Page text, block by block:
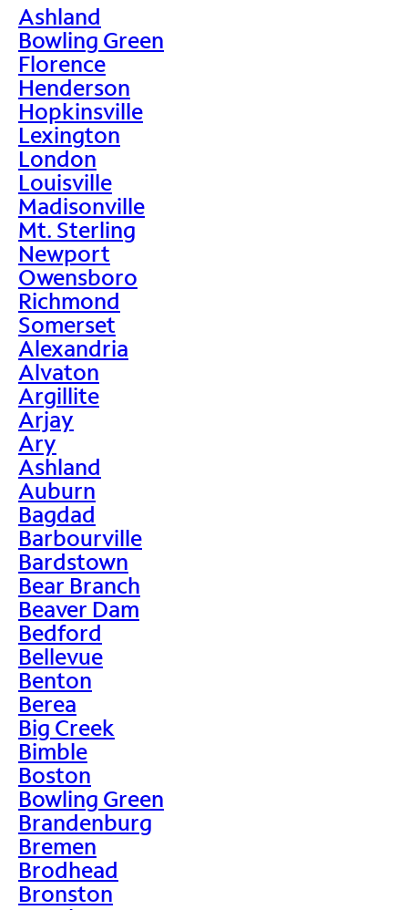
Ashland
Bowling Green
Florence
Henderson
Hopkinsville
Lexington
London
Louisville
Madisonville
Mt. Sterling
Newport
Owensboro
Richmond
Somerset
Alexandria
Alvaton
Argillite
Arjay
Ary
Ashland
Auburn
Bagdad
Barbourville
Bardstown
Bear Branch
Beaver Dam
Bedford
Bellevue
Benton
Berea
Big Creek
Bimble
Boston
Bowling Green
Brandenburg
Bremen
Brodhead
Bronston